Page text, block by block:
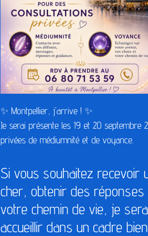
✨ Montpellier, j’arrive !✨
Je serai présente les 19 et 20 septembre
privées de médiumnité et de voyance.
Si vous souhaitez recevoir
cher, obtenir des réponses
votre chemin de vie, je
accueillir dans un cadre